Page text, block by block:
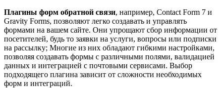
Плагины форм обратной связи, например, Contact Form 7 и
Gravity Forms, позволяют легко создавать и управлять
формами на вашем сайте. Они упрощают сбор информации от
посетителей, будь то заявки на услуги, вопросы или подписки
на рассылку; Многие из них обладают гибкими настройками,
позволяя создавать формы с различными полями, валидацией
данных и интеграцией с почтовыми сервисами. Выбор
подходящего плагина зависит от сложности необходимых
форм и интеграций.